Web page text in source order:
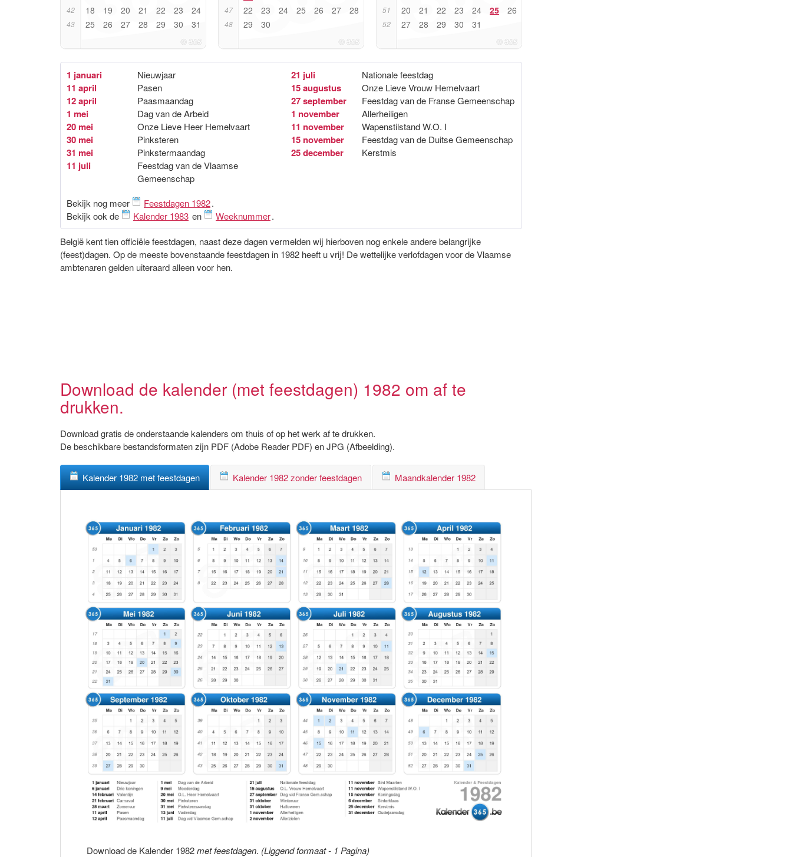
42 18 19 20 21 22 23 24
43 25 26 27 28 29 30 31
47 22 23 24 25 26 27 28
48 29 30
51 20 21 22 23 24 25 26
52 27 28 29 30 31
1 januari Nieuwjaar
11 april Pasen
12 april Paasmaandag
1 mei Dag van de Arbeid
20 mei Onze Lieve Heer Hemelvaart
30 mei Pinksteren
31 mei Pinkstermaandag
11 juli
Feestdag van de Vlaamse
Gemeenschap
21 juli Nationale feestdag
15 augustus Onze Lieve Vrouw Hemelvaart
27 september Feestdag van de Franse Gemeenschap
1 november Allerheiligen
11 november Wapenstilstand W.O. I
15 november Feestdag van de Duitse Gemeenschap
25 december Kerstmis
Bekijk nog meer Feestdagen 1982.
Bekijk ook de
Kalender 1983 en Weeknummer.
België kent tien officiële feestdagen, naast deze dagen vermelden wij hierboven nog enkele andere belangrijke
(feest)dagen. Op de meeste bovenstaande feestdagen in 1982 heeft u vrij! De wettelijke verlofdagen voor de Vlaamse
ambtenaren gelden uiteraard alleen voor hen.
Download de kalender (met feestdagen) 1982 om af te
drukken.
Download gratis de onderstaande kalenders om thuis of op het werk af te drukken.
De beschikbare bestandsformaten zijn PDF (Adobe Reader PDF) en JPG (Afbeelding).
Kalender 1982 met feestdagen Kalender 1982 zonder feestdagen Maandkalender 1982
Download de Kalender 1982met feestdagen. (Liggend formaat - 1 Pagina)